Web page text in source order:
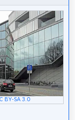
BY-SA 3.0